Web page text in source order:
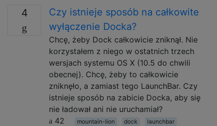
4
Czy istnieje sposób na całkowite
wyłączenie Docka?
Chcę, żeby Dock całkowicie zniknął. Nie
korzystałem z niego w ostatnich trzech
wersjach systemu OS X (10.5 do chwili
obecnej). Chcę, żeby to całkowicie
zniknęło, a zamiast tego LaunchBar. Czy
istnieje sposób na zabicie Docka, aby się
nie ładował ani nie uruchamiał?
42
mountain-lion dock launchbar